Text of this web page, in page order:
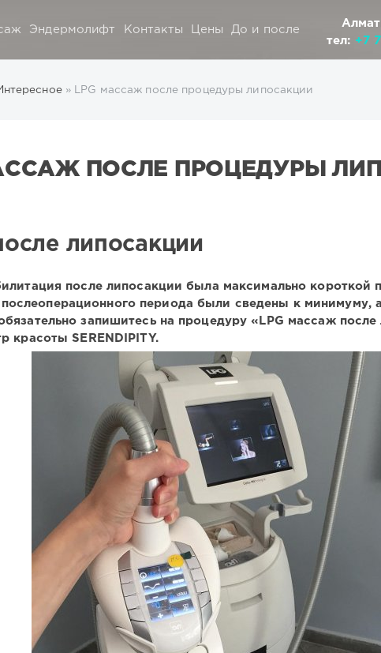
Эндермолифт Контакты Цены До и после
тел: +7
» LPG массаж после процедуры липосакции
ПОСЛЕ ПРОЦЕДУРЫ
липосакции
после липосакции была максимально короткой
периода были сведены к минимуму,
запишитесь на процедуру «LPG массаж
красоты SERENDIPITY.